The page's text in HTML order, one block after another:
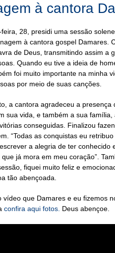
à cantora
28, presidi uma sessão
à cantora gospel Damares.
de Deus, transmitindo assim a
Quando eu tive a ideia de
foi muito importante na minha
por meio de suas canções.
a cantora agradeceu a
sua vida, e também a sua
conseguidas. Finalizou
“Todas as conquistas eu
a alegria de ter
que já mora em meu coração”.
fiquei muito feliz e
tão abençoada.
vídeo que Damares e eu fizemos
confira aqui fotos. Deus abençoe.